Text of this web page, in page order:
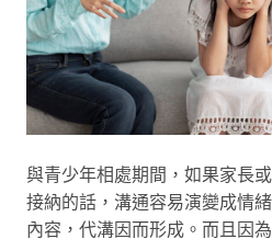
與青少年相處期間，如果家長
接納的話，溝通容易演變成情
內容，代溝因而形成。而且因